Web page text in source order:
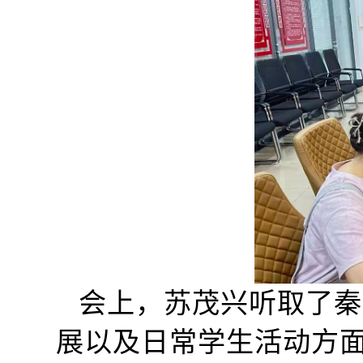
会上，苏茂兴听取了
展以及日常学生活动方